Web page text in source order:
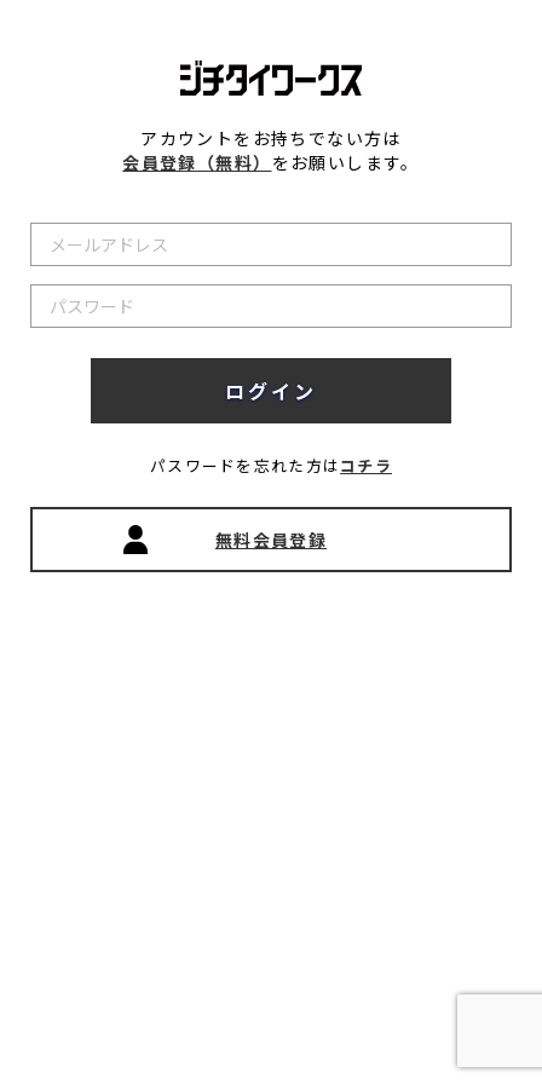
アカウントをお持ちでない方は
会員登録（無料） をお願いします。
パスワードを忘れた方はコチラ
無料会員登録